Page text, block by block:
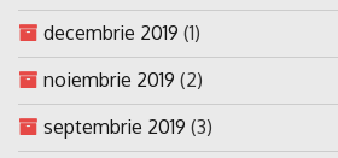
decembrie 2019 (1)
noiembrie 2019 (2)
septembrie 2019 (3)